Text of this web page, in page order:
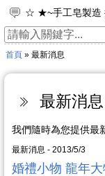
☆ ★~手工皂製造
★
☆ ★~工廠直營 專
☆ ★~加入免費會
☆ ★~歡迎光臨~
首頁» 最新消息
最新消息
我們隨時為您提供最
最新消息 - 2013/5/3
婚禮小物 龍年